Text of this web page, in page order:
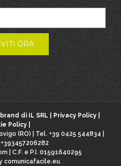
di IL SRL | Privacy Policy|
Policy|
(RO) | Tel. +39 0425 544834 |
| C.F. e P.I. 01591640295
comunicafacile.eu